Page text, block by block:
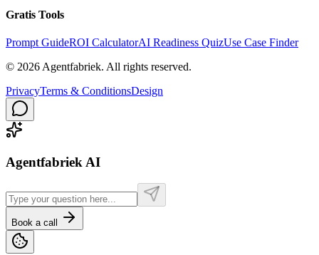
Gratis Tools
Prompt GuideROI CalculatorAI Readiness QuizUse Case Finder
© 2026 Agentfabriek. All rights reserved.
PrivacyTerms & ConditionsDesign
Agentfabriek AI
Book a call